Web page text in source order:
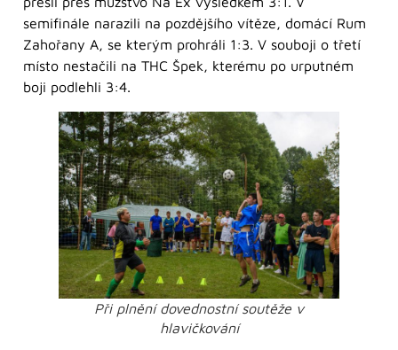
semifinále narazili na pozdějšího vítěze, domácí Rum
Zahořany A, se kterým prohráli 1:3. V souboji o třetí
místo nestačili na THC Špek, kterému po urputném
boji podlehli 3:4.
Při plnění dovednostní soutěže v
hlavičkování